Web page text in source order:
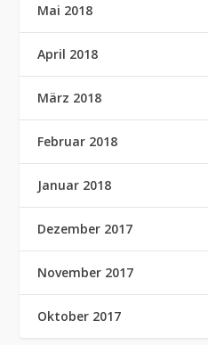
Mai 2018
April 2018
März 2018
Februar 2018
Januar 2018
Dezember 2017
November 2017
Oktober 2017